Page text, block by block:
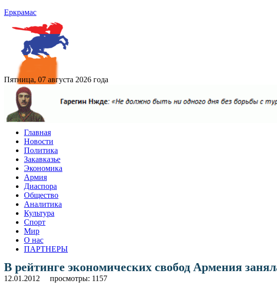
Еркрамас
Пятница, 07 августа 2026 года
Главная
Новости
Политика
Закавказье
Экономика
Армия
Диаспора
Общество
Аналитика
Культура
Спорт
Мир
О нас
ПАРТНЕРЫ
В рейтинге экономических свобод Армения
12.01.2012 просмотры: 1157